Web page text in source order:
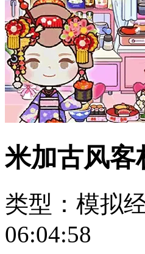
米加古风客
类型：模拟
06:04:58